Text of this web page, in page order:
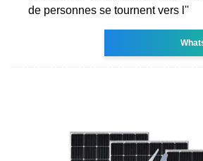
de personnes se tournent vers l''